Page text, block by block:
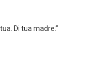
Di tua madre.”